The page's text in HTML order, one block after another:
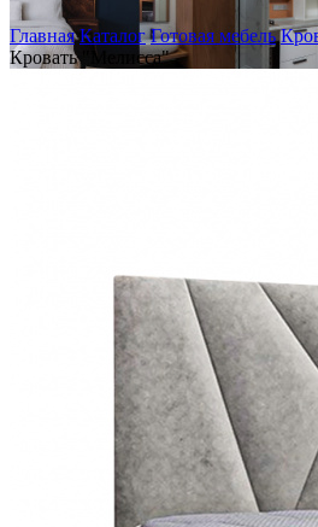
Главная Каталог Готовая мебель
Кровать "Мелисса"